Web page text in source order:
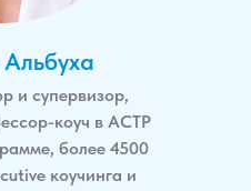
и супервизор,
коуч в ACTP
более 4500
коучинга и